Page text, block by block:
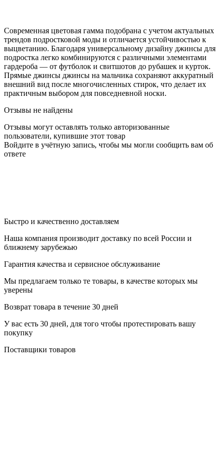
Современная цветовая гамма подобрана с учетом актуальных
трендов подростковой моды и отличается устойчивостью к
выцветанию. Благодаря универсальному дизайну джинсы для
подростка легко комбинируются с различными элементами
гардероба — от футболок и свитшотов до рубашек и курток.
Прямые джинсы джинсы на мальчика сохраняют аккуратный
внешний вид после многочисленных стирок, что делает их
практичным выбором для повседневной носки.
Отзывы не найдены
Отзывы могут оставлять только авторизованные
пользователи, купившие этот товар
Войдите в учётную запись, чтобы мы могли сообщить вам об
ответе
Быстро и качественно доставляем
Наша компания производит доставку по всей России и
ближнему зарубежью
Гарантия качества и сервисное обслуживание
Мы предлагаем только те товары, в качестве которых мы
уверены
Возврат товара в течение 30 дней
У вас есть 30 дней, для того чтобы протестировать вашу
покупку
Поставщики товаров